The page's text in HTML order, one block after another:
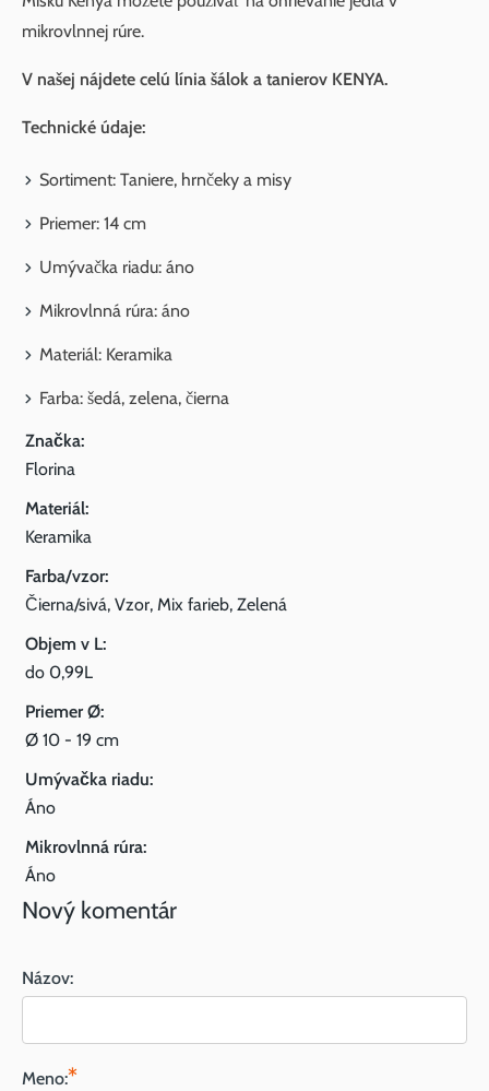
mikrovlnnej rúre.
V našej nájdete celú línia šálok a tanierov KENYA.
Technické údaje:
Sortiment: Taniere, hrnčeky a misy
Priemer: 14 cm
Umývačka riadu: áno
Mikrovlnná rúra: áno
Materiál: Keramika
Farba: šedá, zelena, čierna
Značka:
Florina
Materiál:
Keramika
Farba/vzor:
Čierna/sivá, Vzor, Mix farieb, Zelená
Objem v L:
do 0,99L
Priemer Ø:
Ø 10 - 19 cm
Umývačka riadu:
Áno
Mikrovlnná rúra:
Áno
Nový komentár
Názov:
Meno:*